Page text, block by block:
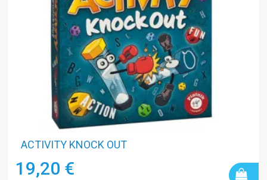
ACTIVITY KNOCK OUT
19,20 €